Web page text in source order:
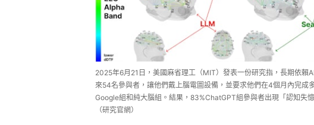
2025年6月21日，美國麻省理工（MIT）發表一份研究指，長期依賴
來54名參與者，讓他們戴上腦電圖設備，並要求他們在4個月內完成
Google組和純大腦組。結果，83%ChatGPT組參與者出現「認知失
（研究官網）